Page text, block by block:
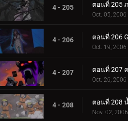
4 - 205
Oct. 05, 2006
4 - 206
Oct. 19, 2006
4 - 207
Oct. 26, 2006
4 - 208
Nov. 02, 2006